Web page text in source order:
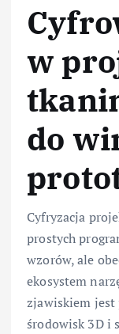
w
do
Cyfryzacja
prostych
wzorów, ale
ekosystem
zjawiskiem jest
środowisk 3D i